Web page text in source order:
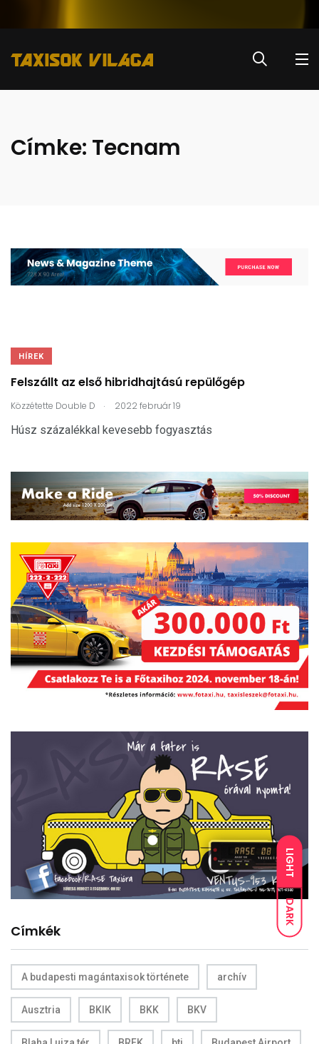
LIGHT
DARK
Címke: Tecnam
HÍREK
Felszállt az első hibridhajtású repülőgép
Közzétette Double D . 2022 február 19
Húsz százalékkal kevesebb fogyasztás
Címkék
A budapesti magántaxisok története archív
Ausztria BKIK BKK BKV